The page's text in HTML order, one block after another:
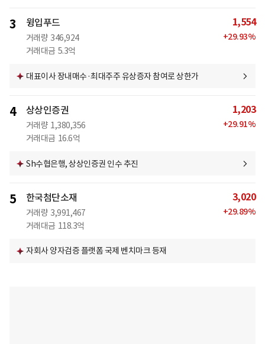
3 윙입푸드
거래량 346,924
거래대금 5.3억
1,554
+29.93%
대표이사 장내매수·최대주주 유상증자 참여로 상한가
4 상상인증권
거래량 1,380,356
거래대금 16.6억
1,203
+29.91%
Sh수협은행, 상상인증권 인수 추진
5 한국첨단소재
거래량 3,991,467
거래대금 118.3억
3,020
+29.89%
자회사 양자검증 플랫폼 국제 벤치마크 등재